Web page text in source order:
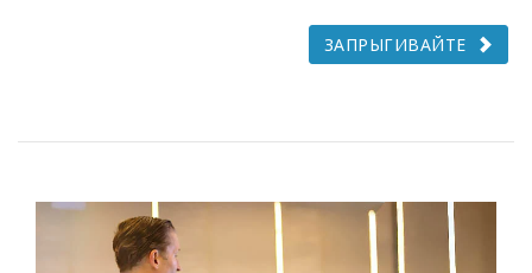
ЗАПРЫГИВАЙТЕ